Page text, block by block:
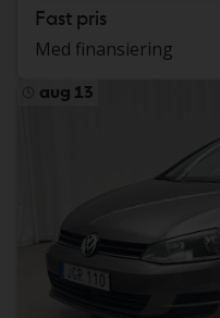
Fast pris
Med finansiering
aug 13